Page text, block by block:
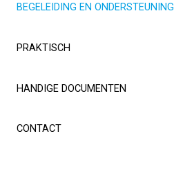
BEGELEIDING EN ONDERSTEUNING
PRAKTISCH
HANDIGE DOCUMENTEN
CONTACT